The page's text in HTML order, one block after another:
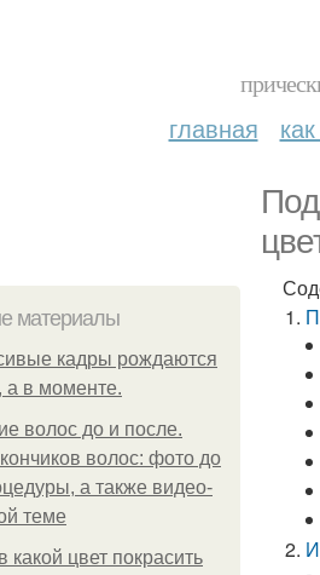
главная
материалы
кадры рождаются
а в моменте.
волос до и после.
волос: фото до
а также видео-
теме
какой цвет покрасить